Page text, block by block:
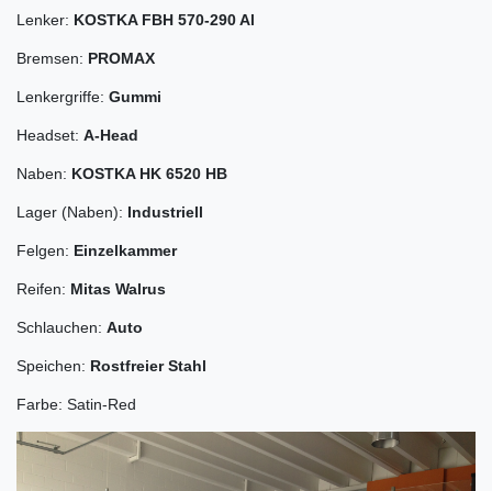
Lenker: KOSTKA FBH 570-290 Al
Bremsen: PROMAX
Lenkergriffe: Gummi
Headset: A-Head
Naben: KOSTKA HK 6520 HB
Lager (Naben): Industriell
Felgen: Einzelkammer
Reifen: Mitas Walrus
Schlauchen: Auto
Speichen: Rostfreier Stahl
Farbe: Satin-Red